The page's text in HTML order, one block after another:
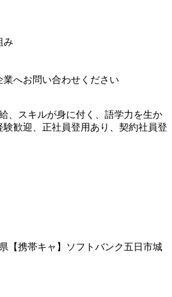
み
へお問い合わせください
、スキルが身に付く、語学力を生か
歓迎、正社員登用あり、契約社員登
【携帯キャ】ソフトバンク五日市城